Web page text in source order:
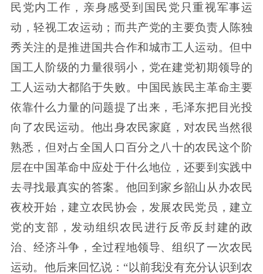
民党内工作，亲身感受到国民党只重视军事运
动，轻视工农运动；而共产党的主要负责人陈独
秀关注的是推进国共合作和城市工人运动。但中
国工人阶级的力量很弱小，党在建党初期领导的
工人运动大都陷于失败。中国民族民主革命主要
依靠什么力量的问题提了出来，毛泽东把目光投
向了农民运动。他出身农民家庭，对农民当然很
熟悉，但对占全国人口百分之八十的农民这个阶
层在中国革命中应处于什么地位，还要到实践中
去寻找最真实的答案。他回到家乡韶山从办农民
夜校开始，建立农民协会，发展农民党员，建立
党的支部，发动组织农民进行反帝反封建的政
治、经济斗争，全过程地领导、组织了一次农民
运动。他后来回忆说：“以前我没有充分认识到农